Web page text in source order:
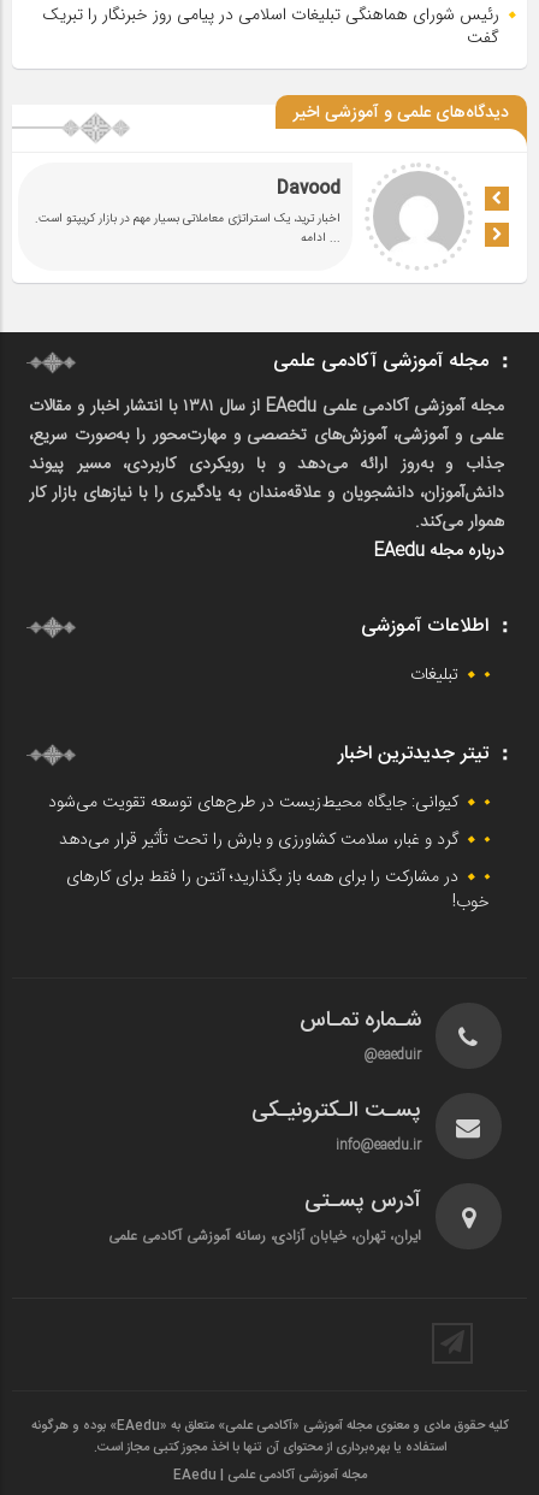
رئیس شورای هماهنگی تبلیغات اسلامی در پیامی روز خبرنگار را تبریک
گفت
دیدگاه‌های علمی و آموزشی اخیر
Davood
اخبار ترید، یک استراتژی معاملاتی بسیار مهم در بازار کریپتو است.
... ادامه
مجله آموزشی آکادمی علمی
مجله آموزشی آکادمی علمی EAedu از سال ۱۳۸۱ با انتشار اخبار و مقالات
علمی و آموزشی، آموزش‌های تخصصی و مهارت‌محور را به‌صورت سریع،
جذاب و به‌روز ارائه می‌دهد و با رویکردی کاربردی، مسیر پیوند
دانش‌آموزان، دانشجویان و علاقه‌مندان به یادگیری را با نیازهای بازار کار
هموار می‌کند.
درباره مجله EAedu
اطلاعات آموزشی
تبلیغات
تیتر جدیدترین اخبار
کیوانی: جایگاه محیط‌زیست در طرح‌های توسعه تقویت می‌شود
گرد و غبار، سلامت کشاورزی و بارش را تحت تأثیر قرار می‌دهد
در مشارکت را برای همه باز بگذارید؛ آنتن را فقط برای کارهای
خوب!
شـماره تمـاس
eaeduir@
پسـت الـکترونیـکی
info@eaedu.ir
آدرس پسـتی
ایران، تهران، خیابان آزادی، رسانه آموزشی آکادمی علمی
کلیه حقوق مادی و معنوی مجله آموزشی «آکادمی علمی» متعلق به «EAedu» بوده و هرگونه
استفاده یا بهره‌برداری از محتوای آن تنها با اخذ مجوز کتبی مجاز است.
مجله آموزشی آکادمی علمی | EAedu